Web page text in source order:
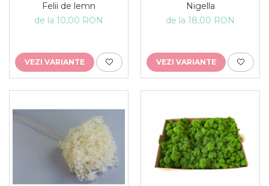
Felii de lemn
de la 10,00 RON
VEZI VARIANTE
Nigella
de la 18,00 RON
VEZI VARIANTE